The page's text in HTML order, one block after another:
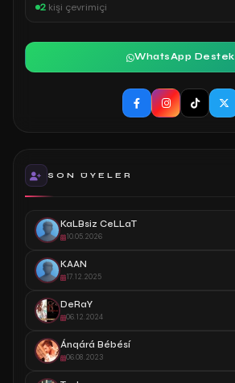
2 kişi çevrimiçi
WhatsApp Destek
SON ÜYELER
KaLBsiz CeLLaT
10.05.2026
KAAN
17.12.2025
DeRaY
06.12.2024
Ánqárá Bébésí
06.08.2023